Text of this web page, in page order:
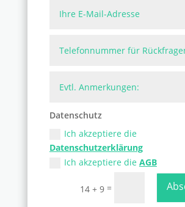
Datenschutz
Ich akzeptiere die
Datenschutzerklärung
Ich akzeptiere die AGB
14 + 9 =